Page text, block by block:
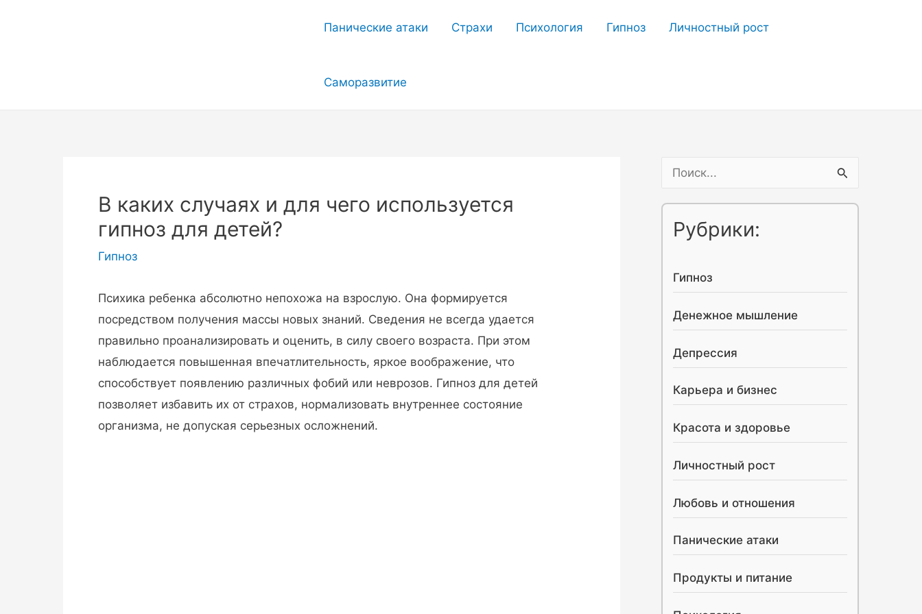
Панические атаки Страхи Психология Гипноз Личностный рост
Саморазвитие
В каких случаях и для чего используется
гипноз для детей?
Гипноз
Психика ребенка абсолютно непохожа на взрослую. Она формируется
посредством получения массы новых знаний. Сведения не всегда удается
правильно проанализировать и оценить, в силу своего возраста. При этом
наблюдается повышенная впечатлительность, яркое воображение, что
способствует появлению различных фобий или неврозов. Гипноз для детей
позволяет избавить их от страхов, нормализовать внутреннее состояние
организма, не допуская серьезных осложнений.
Рубрики:
Гипноз
Денежное мышление
Депрессия
Карьера и бизнес
Красота и здоровье
Личностный рост
Любовь и отношения
Панические атаки
Продукты и питание